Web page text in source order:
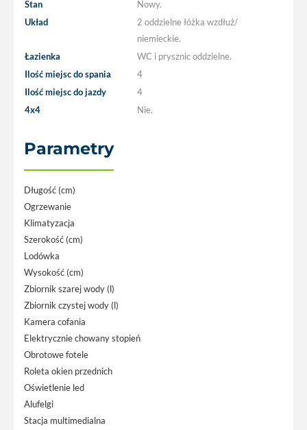
Stan
Nowy.
Układ
2 oddzielne łóżka wzdłuż/
niemieckie.
Łazienka
WC i prysznic oddzielne.
Ilość miejsc do spania
4
Ilość miejsc do jazdy
4
4x4
Nie.
Parametry
Długość (cm)
Ogrzewanie
Klimatyzacja
Szerokość (cm)
Lodówka
Wysokość (cm)
Zbiornik szarej wody (l)
Zbiornik czystej wody (l)
Kamera cofania
Elektrycznie chowany stopień
Obrotowe fotele
Roleta okien przednich
Oświetlenie led
Alufelgi
Stacja multimedialna